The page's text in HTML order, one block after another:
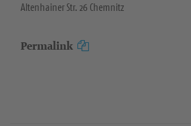
Altenhainer Str. 26 Chemnitz
Permalink